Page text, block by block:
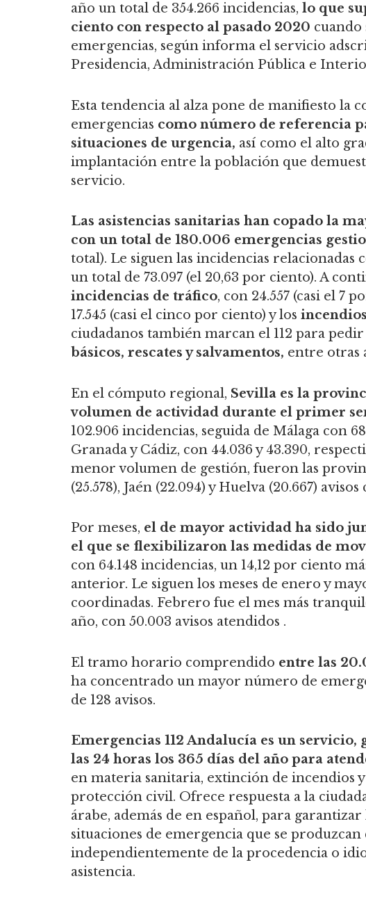
año un total de 354.266 incidencias, lo que
ciento con respecto al pasado 2020 cuando
emergencias, según informa el servicio
Presidencia, Administración Pública e
Esta tendencia al alza pone de manifiesto la
emergencias como número de referencia
situaciones de urgencia, así como el alto
implantación entre la población que
servicio.
Las asistencias sanitarias han copado la
con un total de 180.006 emergencias
total). Le siguen las incidencias relacionadas
un total de 73.097 (el 20,63 por ciento). A
incidencias de tráfico, con 24.557 (casi el 7
17.545 (casi el cinco por ciento) y los incendios
ciudadanos también marcan el 112 para
básicos, rescates y salvamentos, entre otras
En el cómputo regional, Sevilla es la
volumen de actividad durante el primer
102.906 incidencias, seguida de Málaga con
Granada y Cádiz, con 44.036 y 43.390,
menor volumen de gestión, fueron las
(25.578), Jaén (22.094) y Huelva (20.667)
Por meses, el de mayor actividad ha sido
el que se flexibilizaron las medidas de
con 64.148 incidencias, un 14,12 por ciento
anterior. Le siguen los meses de enero y
coordinadas. Febrero fue el mes más
año, con 50.003 avisos atendidos .
El tramo horario comprendido entre las
ha concentrado un mayor número de
de 128 avisos.
Emergencias 112 Andalucía es un
las 24 horas los 365 días del año para
en materia sanitaria, extinción de incendios
protección civil. Ofrece respuesta a la
árabe, además de en español, para
situaciones de emergencia que se
independientemente de la procedencia o
asistencia.